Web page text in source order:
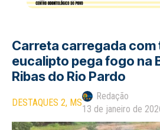
Carreta carregada com
eucalipto pega fogo na
Ribas do Rio Pardo
DESTAQUES 2 MS
Redação
13 de janeiro de